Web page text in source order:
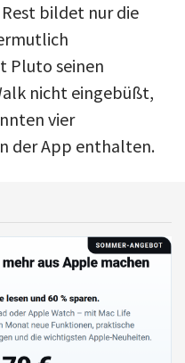
bildet nur die
Pluto seinen
nicht eingebüßt,
vier
der App enthalten.